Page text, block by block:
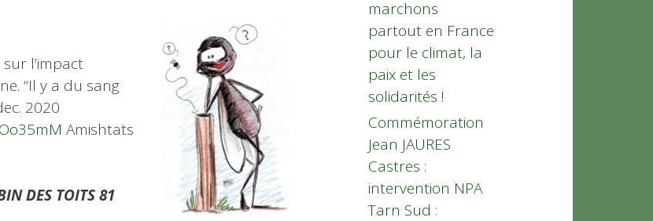
l’impact
“Il y a du sang
2020
Amishtats
DES TOITS 81
marchons
partout en France
pour le climat, la
paix et les
solidarités !
Commémoration
Jean JAURES
Castres :
intervention NPA
Tarn Sud :